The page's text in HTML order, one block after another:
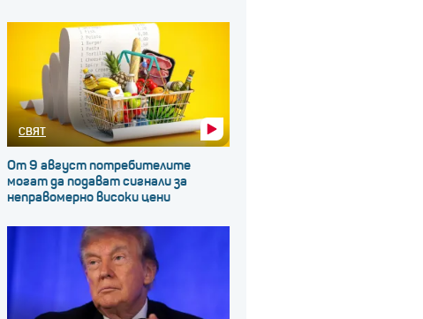
СВЯТ
От 9 август потребителите
могат да подават сигнали за
неправомерно високи цени